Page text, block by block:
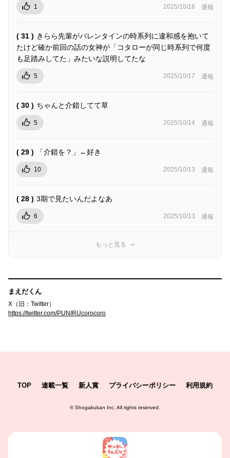
1 2025/10/18 通報
( 31 ) きらら先輩がバレンタインの時系列に違和感を抱いて
たけど確か前回の話の女神が「コタローが同じ時系列で何度
も足踏みしてた」みたいな説明してたな
5 2025/10/17 通報
( 30 ) ちゃんと介錯してて草
5 2025/10/14 通報
( 29 ) 「介錯を？」←好き
10 2025/10/13 通報
( 28 ) 3期で見たいんだよなあ
6 2025/10/13 通報
もっと見る
まえだくん
X（旧：Twitter）
https://twitter.com/PUNIRUcorocoro
TOP 連載一覧 新人賞 プライバシーポリシー 利用規約
©Shogakukan Inc. All rights reserved.